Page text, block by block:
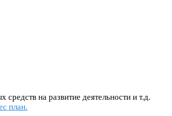
на развитие деятельности и т.д.
план.